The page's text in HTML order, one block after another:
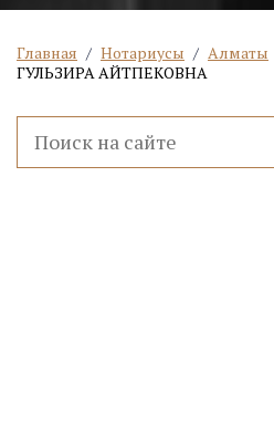
Главная / Нотариусы / Алматы
ГУЛЬЗИРА АЙТПЕКОВНА